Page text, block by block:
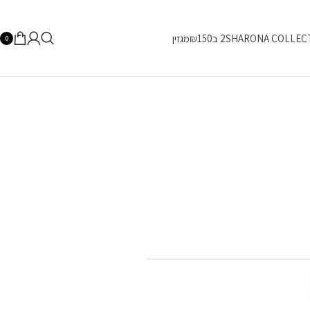
SHARONA2 ב₪150 מגזין 0